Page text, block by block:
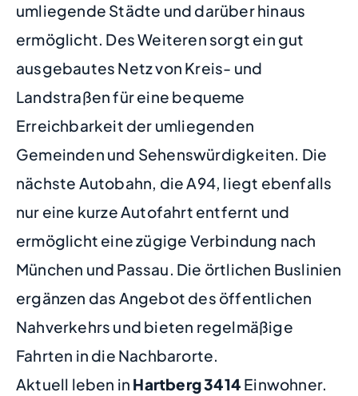
umliegende Städte und darüber hinaus
ermöglicht. Des Weiteren sorgt ein gut
ausgebautes Netz von Kreis- und
Landstraßen für eine bequeme
Erreichbarkeit der umliegenden
Gemeinden und Sehenswürdigkeiten. Die
nächste Autobahn, die A94, liegt ebenfalls
nur eine kurze Autofahrt entfernt und
ermöglicht eine zügige Verbindung nach
München und Passau. Die örtlichen Buslinien
ergänzen das Angebot des öffentlichen
Nahverkehrs und bieten regelmäßige
Fahrten in die Nachbarorte.
Aktuell leben in Hartberg3414 Einwohner.